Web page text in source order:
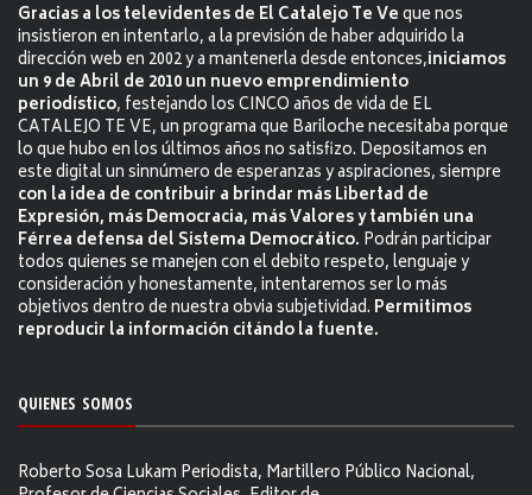
Gracias a los televidentes de El Catalejo Te Veque nos
insistieron en intentarlo, a la previsión de haber adquirido la
dirección web en 2002 y a mantenerla desde entonces,iniciamos
un 9 de Abril de 2010 un nuevo emprendimiento
periodístico, festejando los CINCO años de vida de EL
CATALEJO TE VE, un programa que Bariloche necesitaba porque
lo que hubo en los últimos años no satisfizo. Depositamos en
este digital un sinnúmero de esperanzas y aspiraciones, siempre
con la idea de contribuir a brindar más Libertad de
Expresión, más Democracia, más Valores y también una
Férrea defensa del Sistema Democrático. Podrán participar
todos quienes se manejen con el debito respeto, lenguaje y
consideración y honestamente, intentaremos ser lo más
objetivos dentro de nuestra obvia subjetividad. Permitimos
reproducir la información citándo la fuente.
QUIENES SOMOS
Roberto Sosa Lukam Periodista, Martillero Público Nacional,